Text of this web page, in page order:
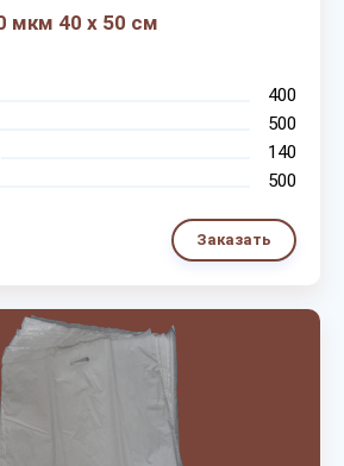
мкм 40 х 50 см
400
500
140
500
Заказать